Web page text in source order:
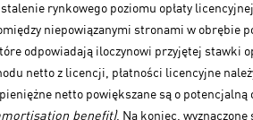
rynkowego poziomu opłaty
niepowiązanymi stronami w obrębie
odpowiadają iloczynowi przyjętej stawki
netto z licencji, płatności licencyjne
netto powiększane są o
benefit). Na koniec,